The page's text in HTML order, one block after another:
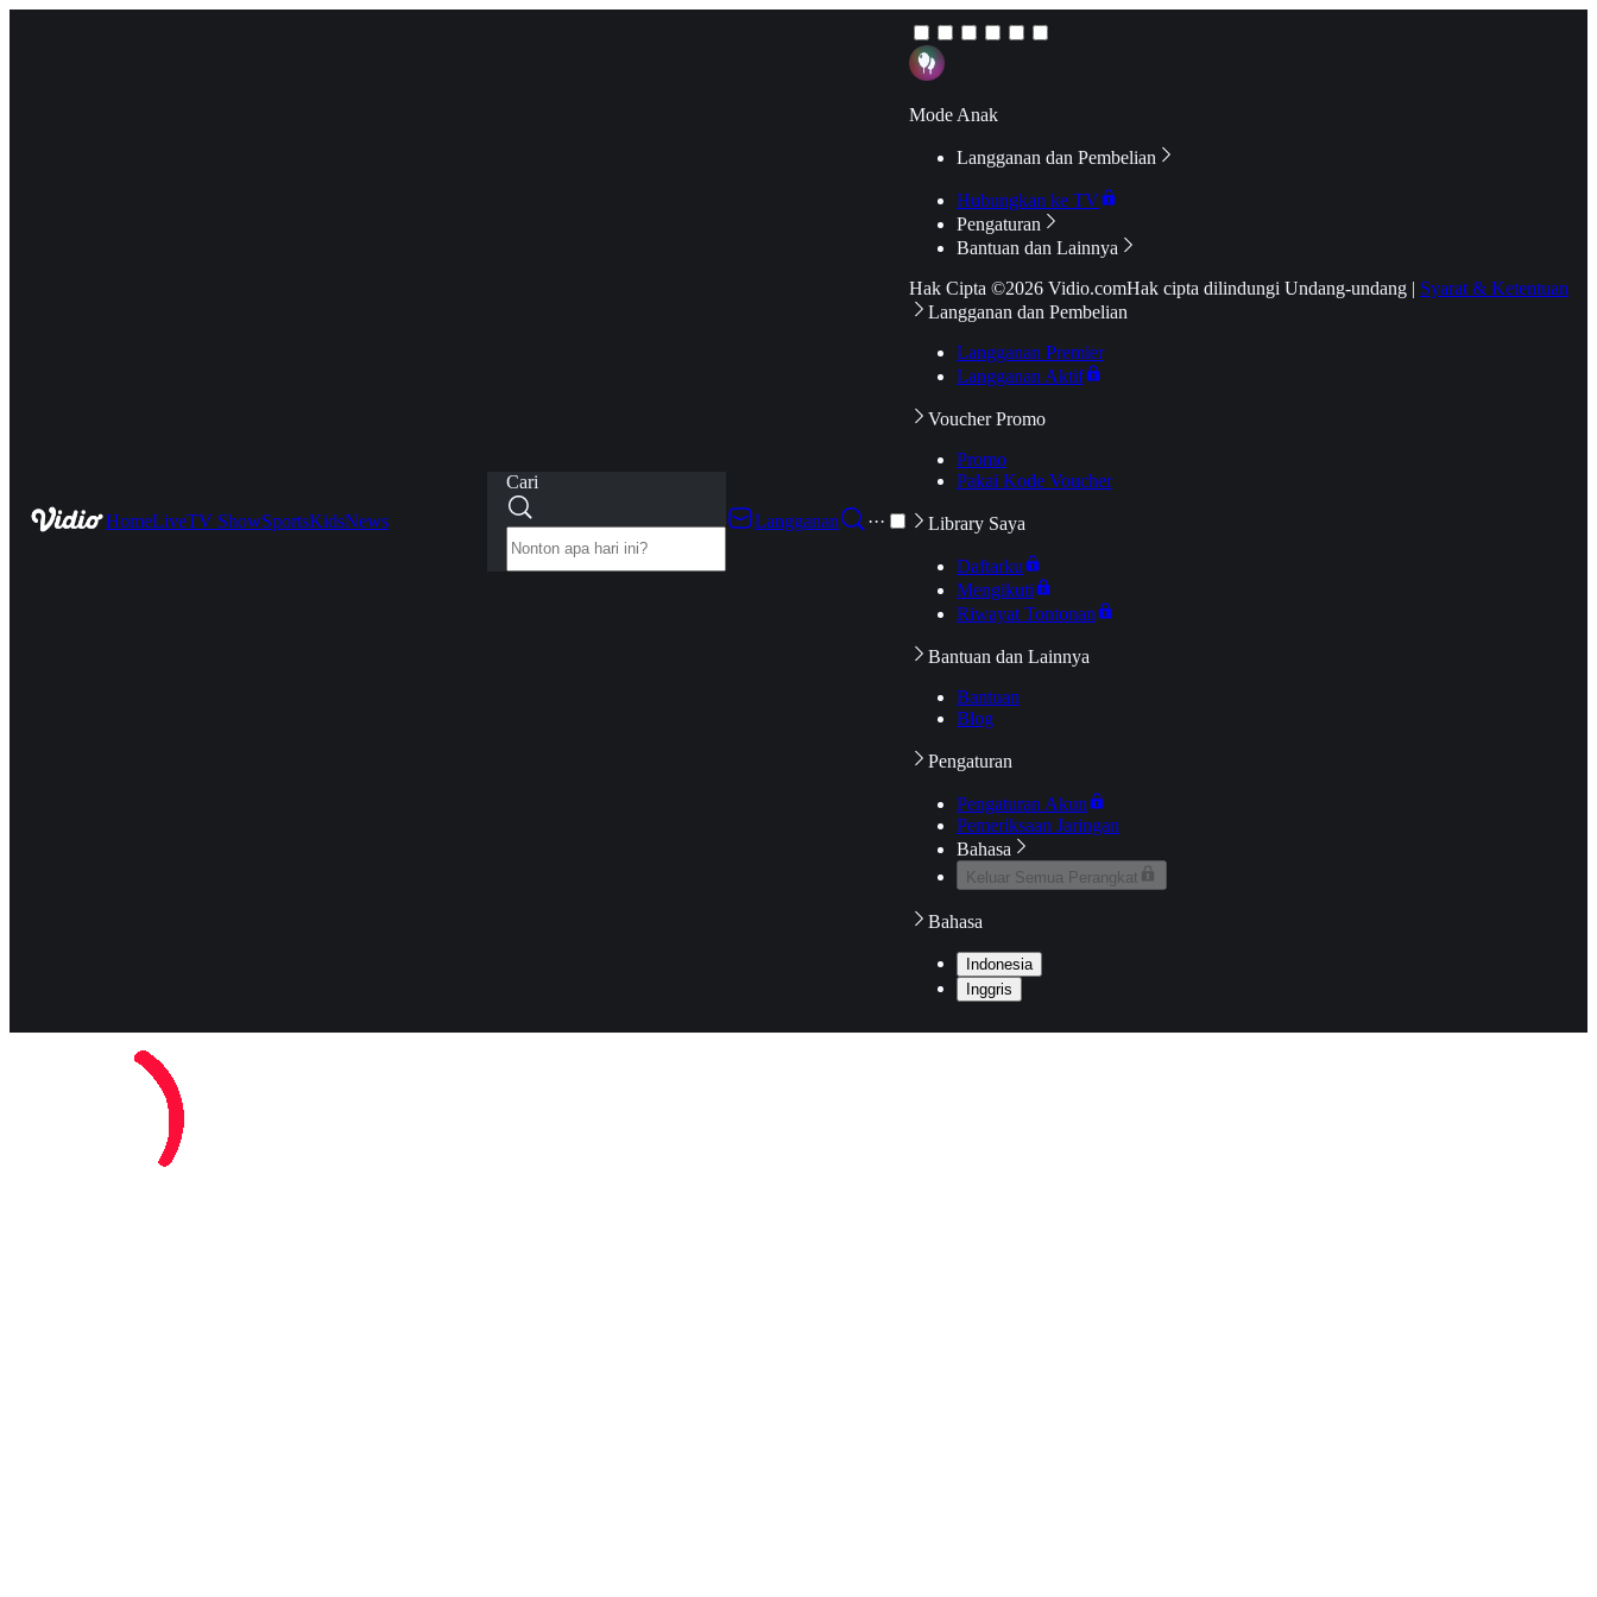
HomeLiveTV ShowSportsKidsNews
Cari
Langganan
···
Mode Anak
Langganan dan Pembelian
Hubungkan ke TV
Pengaturan
Bantuan dan Lainnya
Hak Cipta ©2026 Vidio.comHak cipta dilindungi Undang-undang | Syarat & Ketentuan
Langganan dan Pembelian
Langganan Premier
Langganan Aktif
Voucher Promo
Promo
Pakai Kode Voucher
Library Saya
Daftarku
Mengikuti
Riwayat Tontonan
Bantuan dan Lainnya
Bantuan
Blog
Pengaturan
Pengaturan Akun
Pemeriksaan Jaringan
Bahasa
Keluar Semua Perangkat
Bahasa
Indonesia
Inggris